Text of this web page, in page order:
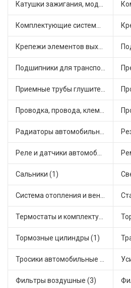
Катушки зажигания, модули зажигания (5)
Комплектующие системы отопления (1)
Крепежи элементов выхлопной системы (2)
Подшипники для транспорта (1)
Приемные трубы глушителя (1)
Проводка, провода, клеммы и разъемы (9)
Радиаторы автомобильные (1)
Реле и датчики автомобильные (15)
Сальники (1)
Система отопления и вентиляции (4)
Термостаты и комплектующие системы охлаждения (4)
Тормозные цилиндры (1)
Тросики автомобильные (2)
Фильтры воздушные (3)